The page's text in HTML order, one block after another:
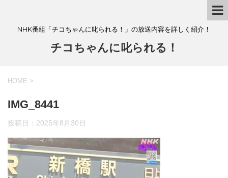
NHK番組「チコちゃんに叱られる！」の放送内容を詳しく紹介！
チコちゃんに叱られる！
HOME >
IMG_8441
投稿日： 2025年8月30日